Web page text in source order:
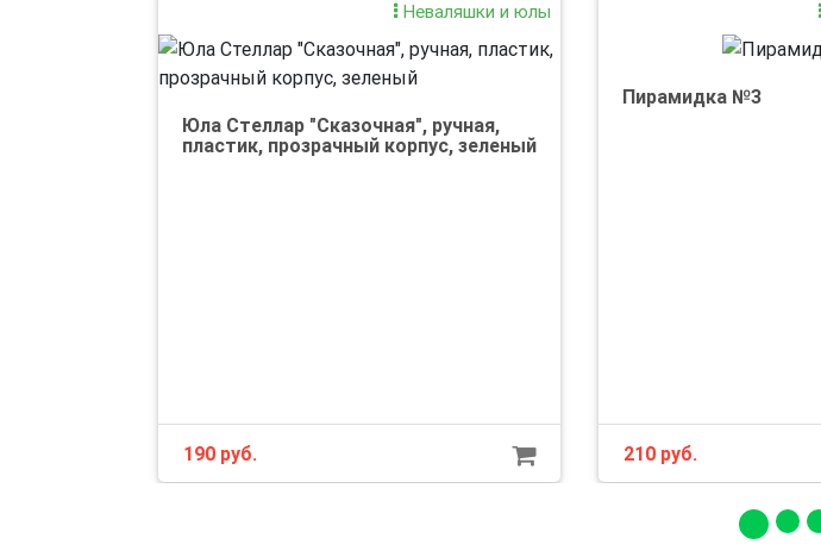
Неваляшки и юлы
Юла Стеллар "Сказочная", ручная,
пластик, прозрачный корпус, зеленый
190 руб.
Пирамидка №3
210 руб.